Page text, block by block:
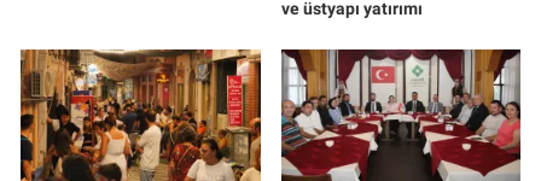
ve üstyapı yatırımı